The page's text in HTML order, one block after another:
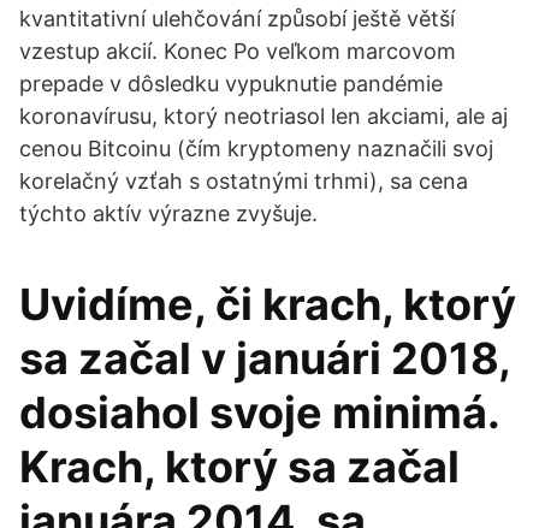
kvantitativní ulehčování způsobí ještě větší
vzestup akcií. Konec Po veľkom marcovom
prepade v dôsledku vypuknutie pandémie
koronavírusu, ktorý neotriasol len akciami, ale aj
cenou Bitcoinu (čím kryptomeny naznačili svoj
korelačný vzťah s ostatnými trhmi), sa cena
týchto aktív výrazne zvyšuje.
Uvidíme, či krach, ktorý
sa začal v januári 2018,
dosiahol svoje minimá.
Krach, ktorý sa začal